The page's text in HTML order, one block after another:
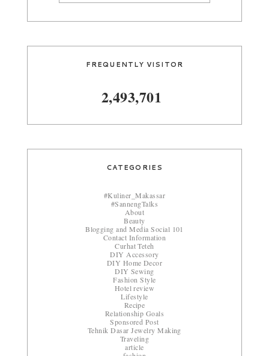
FREQUENTLY VISITOR
2,493,701
CATEGORIES
#Kuliner_Makassar
#SannengTalks
About
Beauty
Blogging and Media Social 101
Contact Information
Curhat Teteh
DIY Accessory
DIY Home Decor
DIY Sewing
Fashion Style
Hotel review
Lifestyle
Recipe
Relationship Goals
Sponsored Post
Tehnik Dasar Jewelry Making
Traveling
article